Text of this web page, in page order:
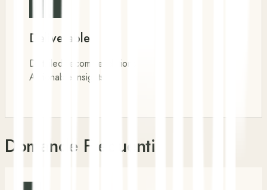
Deliverable
Detailed recommendations
Actionable insights
Domande Frequenti